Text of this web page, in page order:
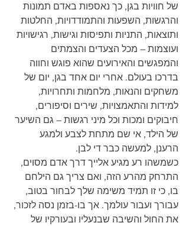
של חוויות בגן, כך נאספות באדם תמונות
והרגשות, השפעות והתמודדויות, החלטות
ותוצאות, התניות ותפיסות וגישות, רגישויות
ועוצמות – מכל הצעדים והצמתים
והמפגשים והאירועים שהוא פוגש וחווה
בדרכו בעולם. אחרי יום אחד בגן, יום של
משחקים והנאות, מלחמות ותחרויות,
למידות והתאמצויות, שירים וסיפורים,
חיבוקים ומכות וכל מיני רגשות – גם השיער
של הילד, אי שם מתחת לצבע ולמגע
הרענן, למעשה כבר די לבן.
כשמשהו רע מגיע אלייך דרך אדם מסוים,
התרחק מהרע הזה, ואם צריך גם הילחם
בו, כי זו תמיד משימה שלך לבחור בטוב,
עבורך ועבור עולמך. אך בו-בזמן נסה לזכור,
את החול והשיבה שבנעליו ובעורקיו של